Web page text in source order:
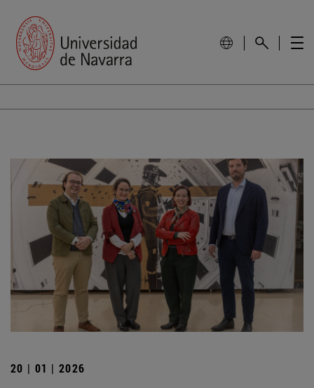
20 | 01 | 2026